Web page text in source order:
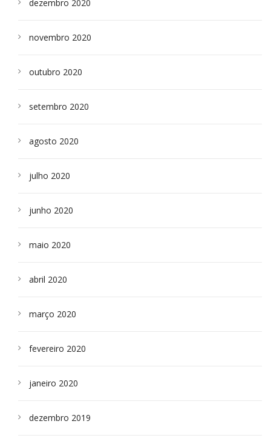
dezembro 2020
novembro 2020
outubro 2020
setembro 2020
agosto 2020
julho 2020
junho 2020
maio 2020
abril 2020
março 2020
fevereiro 2020
janeiro 2020
dezembro 2019